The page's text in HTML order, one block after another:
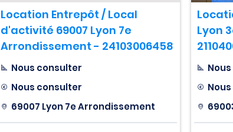
Location Entrepôt / Local
d'activité 69007 Lyon 7e
Arrondissement - 24103006458
Nous consulter
Nous consulter
69007 Lyon 7e Arrondissement
Lyon